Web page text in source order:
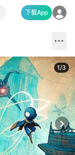
下載App
1/3